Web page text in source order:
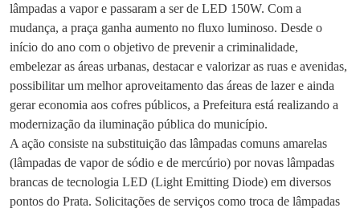
lâmpadas a vapor e passaram a ser de LED 150W. Com a
mudança, a praça ganha aumento no fluxo luminoso. Desde o
início do ano com o objetivo de prevenir a criminalidade,
embelezar as áreas urbanas, destacar e valorizar as ruas e avenidas,
possibilitar um melhor aproveitamento das áreas de lazer e ainda
gerar economia aos cofres públicos, a Prefeitura está realizando a
modernização da iluminação pública do município.
A ação consiste na substituição das lâmpadas comuns amarelas
(lâmpadas de vapor de sódio e de mercúrio) por novas lâmpadas
brancas de tecnologia LED (Light Emitting Diode) em diversos
pontos do Prata. Solicitações de serviços como troca de lâmpadas